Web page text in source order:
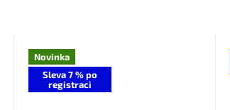
Novinka
Sleva 7 % po
registraci